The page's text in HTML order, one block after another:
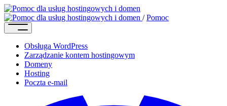
/ Pomoc
Obsługa WordPress
Zarządzanie kontem hostingowym
Domeny
Hosting
Poczta e-mail